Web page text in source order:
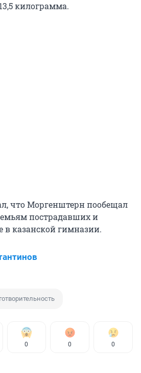
килограмма.
что Моргенштерн пообещал
пострадавших и
в казанской гимназии.
0 0 0